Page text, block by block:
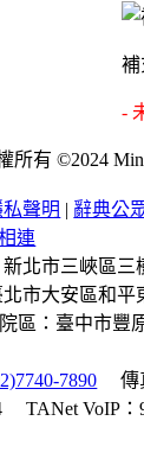
補
-
所有 ©2024
聲明 | 辭典公
連
北市三峽區三
市大安區和平
區：臺中市豐
7890
傳
TANet VoIP：